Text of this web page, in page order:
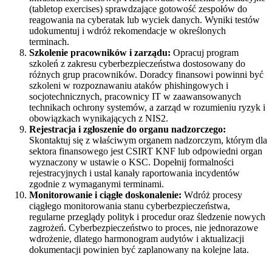
(tabletop exercises) sprawdzające gotowość zespołów do
reagowania na cyberatak lub wyciek danych. Wyniki testów
udokumentuj i wdróż rekomendacje w określonych
terminach.
Szkolenie pracowników i zarządu: Opracuj program
szkoleń z zakresu cyberbezpieczeństwa dostosowany do
różnych grup pracowników. Doradcy finansowi powinni być
szkoleni w rozpoznawaniu ataków phishingowych i
socjotechnicznych, pracownicy IT w zaawansowanych
technikach ochrony systemów, a zarząd w rozumieniu ryzyk i
obowiązkach wynikających z NIS2.
Rejestracja i zgłoszenie do organu nadzorczego:
Skontaktuj się z właściwym organem nadzorczym, którym dla
sektora finansowego jest CSIRT KNF lub odpowiedni organ
wyznaczony w ustawie o KSC. Dopełnij formalności
rejestracyjnych i ustal kanały raportowania incydentów
zgodnie z wymaganymi terminami.
Monitorowanie i ciągłe doskonalenie: Wdróż procesy
ciągłego monitorowania stanu cyberbezpieczeństwa,
regularne przeglądy polityk i procedur oraz śledzenie nowych
zagrożeń. Cyberbezpieczeństwo to proces, nie jednorazowe
wdrożenie, dlatego harmonogram audytów i aktualizacji
dokumentacji powinien być zaplanowany na kolejne lata.